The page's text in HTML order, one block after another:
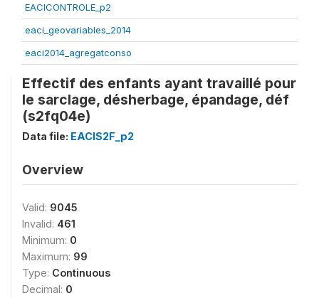
EACICONTROLE_p2
eaci_geovariables_2014
eaci2014_agregatconso
Effectif des enfants ayant travaillé pour
le sarclage, désherbage, épandage, déf
(s2fq04e)
Data file: EACIS2F_p2
Overview
Valid: 9045
Invalid: 461
Minimum: 0
Maximum: 99
Type: Continuous
Decimal: 0